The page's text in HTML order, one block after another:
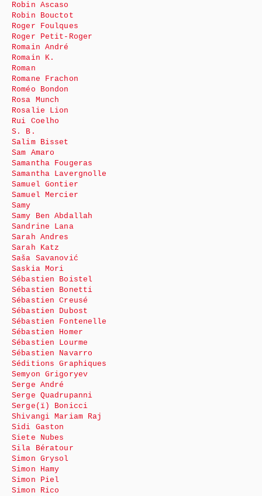
Robin Ascaso
Robin Bouctot
Roger Foulques
Roger Petit-Roger
Romain André
Romain K.
Roman
Romane Frachon
Roméo Bondon
Rosa Munch
Rosalie Lion
Rui Coelho
S. B.
Salim Bisset
Sam Amaro
Samantha Fougeras
Samantha Lavergnolle
Samuel Gontier
Samuel Mercier
Samy
Samy Ben Abdallah
Sandrine Lana
Sarah Andres
Sarah Katz
Saša Savanović
Saskia Mori
Sébastien Boistel
Sébastien Bonetti
Sébastien Creusé
Sébastien Dubost
Sébastien Fontenelle
Sébastien Homer
Sébastien Lourme
Sébastien Navarro
Séditions Graphiques
Semyon Grigoryev
Serge André
Serge Quadrupanni
Serge(ï) Bonicci
Shivangi Mariam Raj
Sidi Gaston
Siete Nubes
Sila Bératour
Simon Grysol
Simon Hamy
Simon Piel
Simon Rico